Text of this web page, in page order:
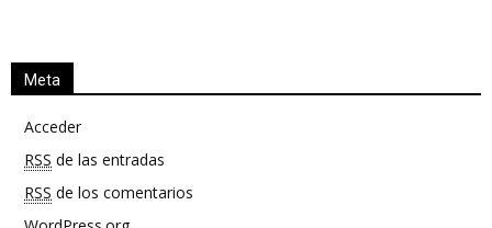
Meta
Acceder
RSS de las entradas
RSS de los comentarios